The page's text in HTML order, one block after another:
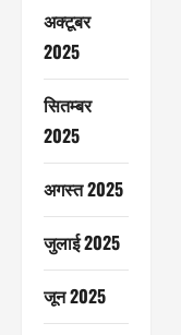
अक्टूबर
2025
सितम्बर
2025
अगस्त 2025
जुलाई 2025
जून 2025